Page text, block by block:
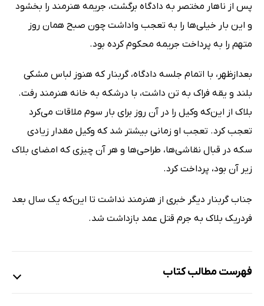
پس از ناهار مختصر به دادگاه برگشت، جریمه هنرمند را بخشود
و این بار خیلی‌ها را به تعجب واداشت چون صبح همان روز
متهم را به پرداخت جریمه محکوم کرده بود.
بعدازظهر، با اتمام جلسه دادگاه، گربنار که هنوز لباس مشکی
بلند و یقه فراک به تن داشت، با درشکه به خانه هنرمند رفت.
بلاک از این‌که وکیل را در آن روز برای بار سوم ملاقات می‌کرد
تعجب کرد. تعجب او زمانی بیشتر شد که وکیل مقدار زیادی
سکه در قبال نقاشی‌ها، طراحی‌ها و هر آن چیزی که امضای بلاک
زیر آن بود، پرداخت کرد.
جناب گربنار دیگر خبری از هنرمند نداشت تا این‌که یک سال بعد
فردریک بلاک به جرم قتل عمد بازداشت شد.
فهرست مطالب کتاب